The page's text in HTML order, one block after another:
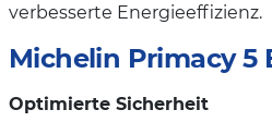
verbesserte Energieeffizienz.
Michelin Primacy 5
Optimierte Sicherheit